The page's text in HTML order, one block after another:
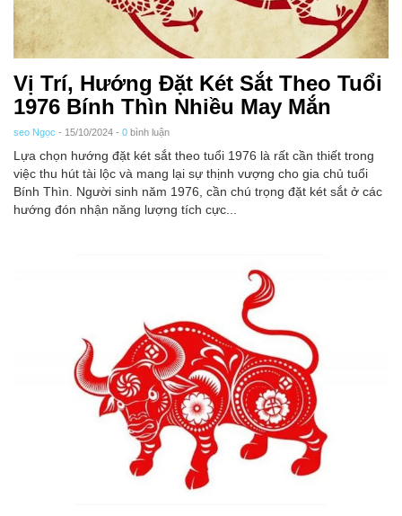
Vị Trí, Hướng Đặt Két Sắt Theo Tuổi
1976 Bính Thìn Nhiều May Mắn
seo Ngọc - 15/10/2024 - 0 bình luận
Lựa chọn hướng đặt két sắt theo tuổi 1976 là rất cần thiết trong
việc thu hút tài lộc và mang lại sự thịnh vượng cho gia chủ tuổi
Bính Thìn. Người sinh năm 1976, cần chú trọng đặt két sắt ở các
hướng đón nhận năng lượng tích cực...